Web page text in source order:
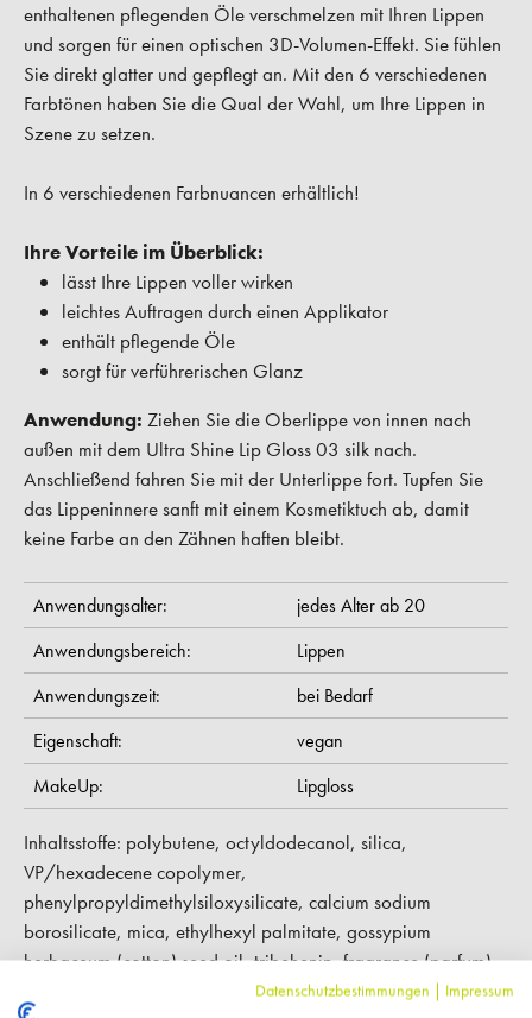
enthaltenen pflegenden Öle verschmelzen mit Ihren Lippen
und sorgen für einen optischen 3D-Volumen-Effekt. Sie fühlen
Sie direkt glatter und gepflegt an. Mit den 6 verschiedenen
Farbtönen haben Sie die Qual der Wahl, um Ihre Lippen in
Szene zu setzen.
In 6 verschiedenen Farbnuancen erhältlich!
Ihre Vorteile im Überblick:
lässt Ihre Lippen voller wirken
leichtes Auftragen durch einen Applikator
enthält pflegende Öle
sorgt für verführerischen Glanz
Anwendung: Ziehen Sie die Oberlippe von innen nach
außen mit dem Ultra Shine Lip Gloss 03 silk nach.
Anschließend fahren Sie mit der Unterlippe fort. Tupfen Sie
das Lippeninnere sanft mit einem Kosmetiktuch ab, damit
keine Farbe an den Zähnen haften bleibt.
Anwendungsalter:
jedes Alter ab 20
Anwendungsbereich:
Lippen
Anwendungszeit:
bei Bedarf
Eigenschaft:
vegan
MakeUp:
Lipgloss
Inhaltsstoffe: polybutene, octyldodecanol, silica,
VP/hexadecene copolymer,
phenylpropyldimethylsiloxysilicate, calcium sodium
borosilicate, mica, ethylhexyl palmitate, gossypium
herbaceum (cotton) seed oil, tribehenin, fragrance (parfum),
sorbitan isostearate, lecithin, punica granatum seed oil, lactic
Datenschutzbestimmungen | Impressum